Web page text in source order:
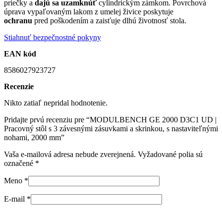
priečky a dajú sa uzamknúťcylindrickým zámkom. Povrchová
úprava vypaľovaným lakom z umelej živice poskytuje
ochranu pred poškodením a zaisťuje dlhú životnosť stola.
Stiahnuť bezpečnostné pokyny
EAN kód
8586027923727
Recenzie
Nikto zatiaľ nepridal hodnotenie.
Pridajte prvú recenziu pre “MODULBENCH GE 2000 D3C1 UD |
Pracovný stôl s 3 závesnými zásuvkami a skrinkou, s nastaviteľnými
nohami, 2000 mm”
Vaša e-mailová adresa nebude zverejnená. Vyžadované polia sú
označené *
Meno *
E-mail *